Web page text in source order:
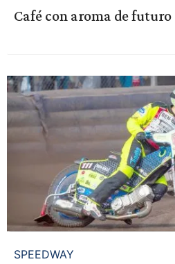
Café con aroma de futuro
SPEEDWAY